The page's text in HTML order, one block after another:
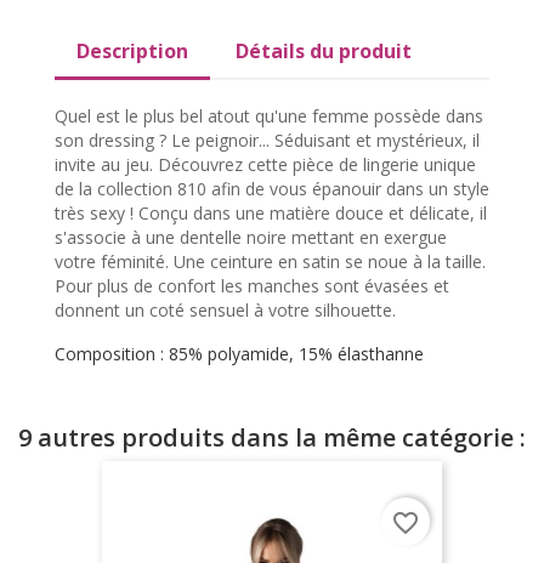
Description Détails du produit
Quel est le plus bel atout qu'une femme possède dans
son dressing ? Le peignoir... Séduisant et mystérieux, il
invite au jeu. Découvrez cette pièce de lingerie unique
de la collection 810 afin de vous épanouir dans un style
très sexy ! Conçu dans une matière douce et délicate, il
s'associe à une dentelle noire mettant en exergue
votre féminité. Une ceinture en satin se noue à la taille.
Pour plus de confort les manches sont évasées et
donnent un coté sensuel à votre silhouette.
Composition : 85% polyamide, 15% élasthanne
9 autres produits dans la même catégorie :
favorite_border